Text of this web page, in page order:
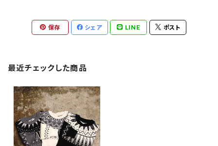
保存 シェア LINE ポスト
最近チェックした商品